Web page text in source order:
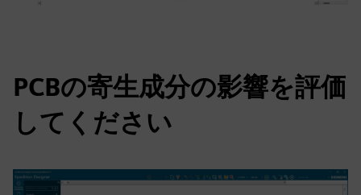
PCBの寄生成分の影響を評価
してください